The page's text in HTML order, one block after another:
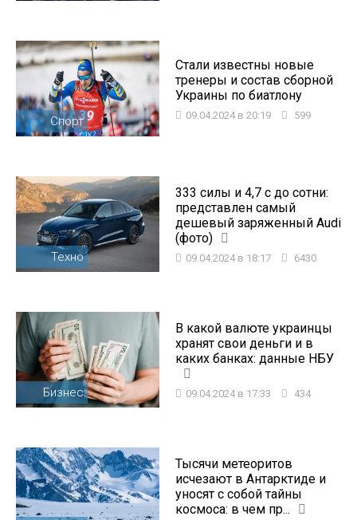
Спорт
Стали известны новые
тренеры и состав сборной
Украины по биатлону
09.04.2024 в 20:19 599
Техно
333 силы и 4,7 с до сотни:
представлен самый
дешевый заряженный Audi
(фото)
09.04.2024 в 18:17 6430
Бизнес
В какой валюте украинцы
хранят свои деньги и в
каких банках: данные НБУ
09.04.2024 в 17:33 434
Тысячи метеоритов
исчезают в Антарктиде и
уносят с собой тайны
космоса: в чем пр...